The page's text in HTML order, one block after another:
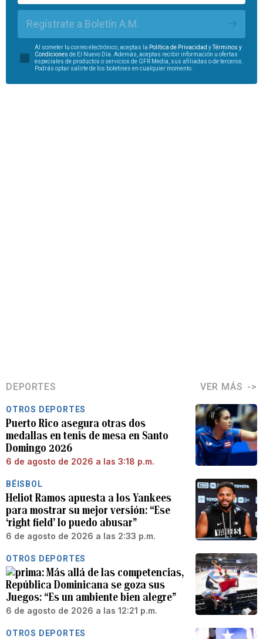
Regístrate a Boletín A.M.
Al someter tu correo electrónico, aceptas la Política de Privacidad yTérminos y
Condiciones de El Nuevo Día. Además, aceptas recibir información u ofertas
especiales de productos o servicios de GFR Media, sus afiliadas o de terceros.
Podrás optar salirte de los boletines en cualquier momento.
DEPORTES VER MÁS
OTROS DEPORTES
Puerto Rico asegura otras dos
medallas en tenis de mesa en Santo
Domingo 2026
6 de agosto de 2026 a las 3:18 p.m.
BÉISBOL
Heliot Ramos apuesta a los Yankees
para mostrar su mejor versión: “Ese
‘right field’ lo puedo abusar”
6 de agosto de 2026 a las 2:33 p.m.
OTROS DEPORTES
Más allá de las competencias,
República Dominicana se goza sus
Juegos: “Es un ambiente bien alegre”
6 de agosto de 2026 a las 12:21 p.m.
OTROS DEPORTES